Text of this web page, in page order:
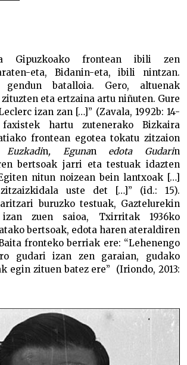
Gipuzkoako frontean ibili zen
eta, Bidanin-eta, ibili nintzan.
batalloia. Gero, altuenak
eta ertzaina artu niñuten. Gure
izan zan […]” (Zavala, 1992b: 14-
faxistek hartu zutenerako Bizkaira
frontean egotea tokatu zitzaion
Euzkadin, Egunanedota Gudarin
bertsoak jarri eta testuak idazten
nitun noizean bein lantxoak […]
uste det […]” (id.: 15).
buruzko testuak, Gaztelurekin
zuen saioa, Txirritak 1936ko
bertsoak, edota haren ateraldiren
fronteko berriak ere: “Lehenengo
gudari izan zen garaian, gudako
egin zituen batez ere” (Iriondo, 2013: